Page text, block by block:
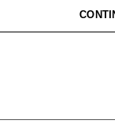
está a
Outra